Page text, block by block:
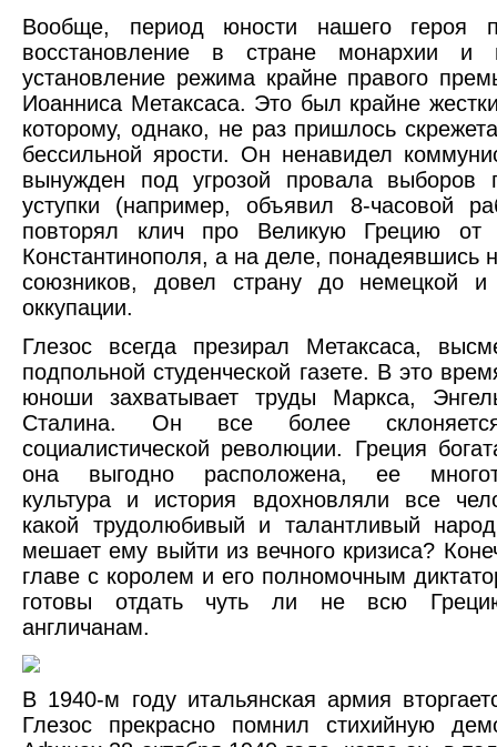
Вообще, период юности нашего героя
восстановление в стране монархии
установление режима крайне правого
Иоанниса Метаксаса. Это был крайне
которому, однако, не раз пришлось
бессильной ярости. Он ненавидел
вынужден под угрозой провала выборов
уступки (например, объявил 8-часовой
повторял клич про Великую Грецию от
Константинополя, а на деле, понадеявшись
союзников, довел страну до немецкой и
оккупации.
Глезос всегда презирал Метаксаса,
подпольной студенческой газете. В это
юноши захватывает труды Маркса,
Сталина. Он все более
социалистической революции. Греция
она выгодно расположена, ее
культура и история вдохновляли все
какой трудолюбивый и талантливый
мешает ему выйти из вечного кризиса?
главе с королем и его полномочным
готовы отдать чуть ли не всю
англичанам.
В 1940-м году итальянская армия
Глезос прекрасно помнил стихийную